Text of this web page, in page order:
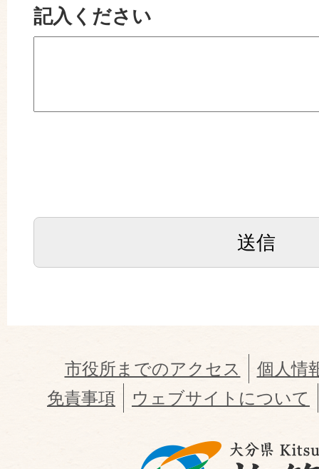
記入ください
市役所までのアクセス
個人情
免責事項
ウェブサイトについて